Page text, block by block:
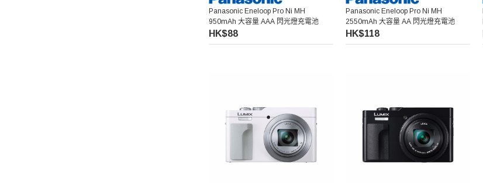
Panasonic Eneloop Pro Ni MH
950mAh 大容量 AAA 閃光燈充電池
HK$88
Panasonic Eneloop Pro Ni MH
2550mAh 大容量 AA 閃光燈充電池
HK$118